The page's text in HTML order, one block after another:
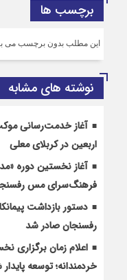
برچسب ها
این مطلب بدون برچسب می
نوشته های مشابه
آغاز خدمت‌رسانی
اربعین در کربلای معلی
آغاز نخستین دوره
فرهنگ‌سرای مس
رفسنجان صادر شد
اعلام زمان برگزاری
خردمندانه؛ توسعه